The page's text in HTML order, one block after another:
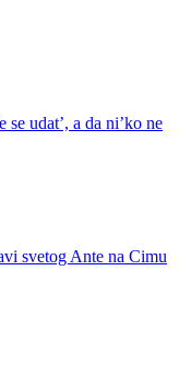
udat’, a da ni’ko ne
svetog Ante na Cimu